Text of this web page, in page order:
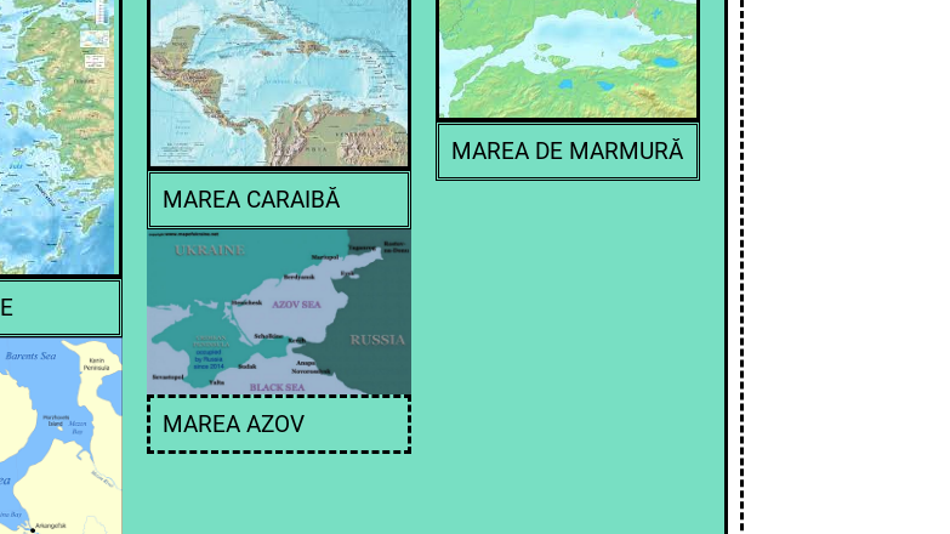
MAREA CARAIBĂ
MAREA AZOV
MAREA DE MARMURĂ